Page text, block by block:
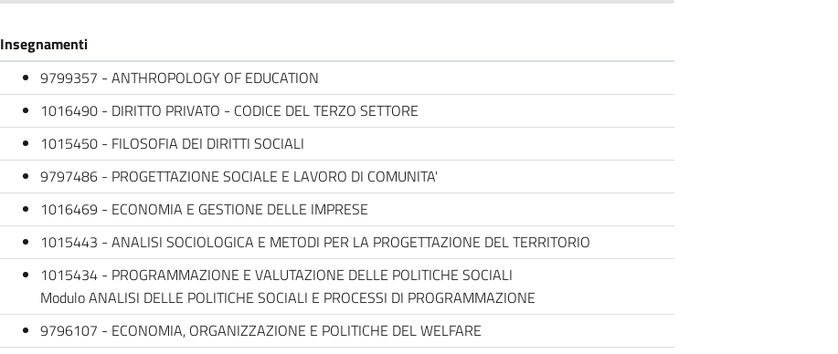
Insegnamenti
9799357 - ANTHROPOLOGY OF EDUCATION
1016490 - DIRITTO PRIVATO - CODICE DEL TERZO SETTORE
1015450 - FILOSOFIA DEI DIRITTI SOCIALI
9797486 - PROGETTAZIONE SOCIALE E LAVORO DI COMUNITA'
1016469 - ECONOMIA E GESTIONE DELLE IMPRESE
1015443 - ANALISI SOCIOLOGICA E METODI PER LA PROGETTAZIONE DEL TERRITORIO
1015434 - PROGRAMMAZIONE E VALUTAZIONE DELLE POLITICHE SOCIALI
Modulo ANALISI DELLE POLITICHE SOCIALI E PROCESSI DI PROGRAMMAZIONE
9796107 - ECONOMIA, ORGANIZZAZIONE E POLITICHE DEL WELFARE